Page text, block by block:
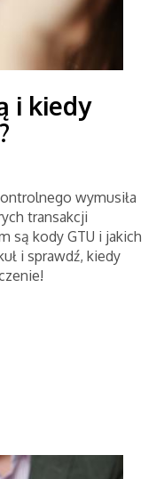
i kiedy
wymusiła
transakcji
są kody GTU i jakich
i sprawdź, kiedy